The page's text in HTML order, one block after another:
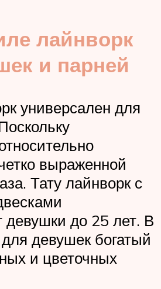
лайнворк
и парней
универсален для
выраженной
Тату лайнворк с
девушки до 25 лет. В
девушек богатый
и цветочных